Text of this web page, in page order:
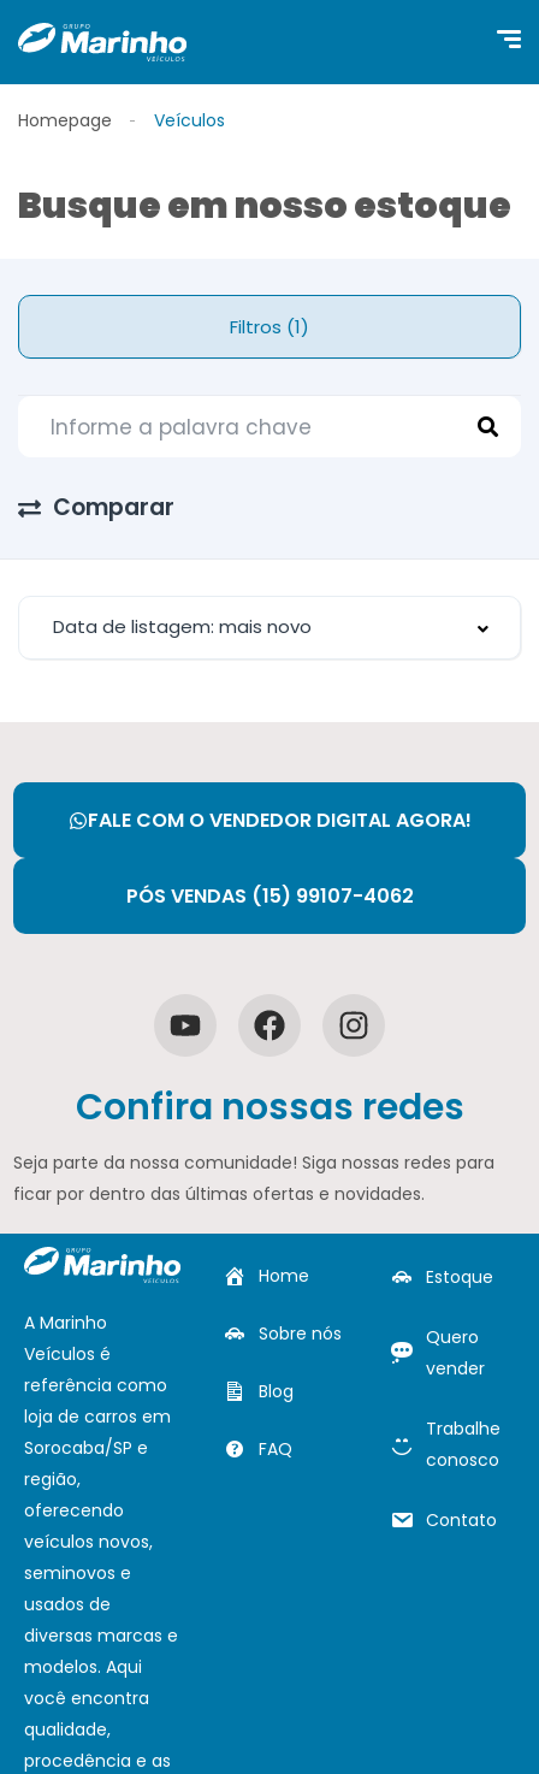
Homepage Veículos
Busque em nosso estoque
Filtros (1)
Comparar
Data de listagem: mais novo
FALE COM O VENDEDOR DIGITAL AGORA!
PÓS VENDAS (15) 99107-4062
Confira nossas redes
Seja parte da nossa comunidade! Siga nossas redes para
ficar por dentro das últimas ofertas e novidades.
A Marinho
Veículos é
referência como
loja de carros em
Sorocaba/SP e
região,
oferecendo
veículos novos,
seminovos e
usados de
diversas marcas e
modelos. Aqui
você encontra
qualidade,
procedência e as
Home
Sobre nós
Blog
FAQ
Estoque
Quero
vender
Trabalhe
conosco
Contato